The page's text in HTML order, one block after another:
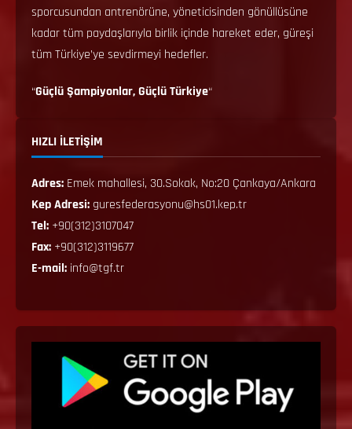
sporcusundan antrenörüne, yöneticisinden gönüllüsüne
kadar tüm paydaşlarıyla birlik içinde hareket eder, güreşi
tüm Türkiye’ye sevdirmeyi hedefler.
“Güçlü Şampiyonlar, Güçlü Türkiye“
HIZLI İLETİŞİM
Adres: Emek mahallesi, 30.Sokak, No:20 Çankaya/Ankara
Kep Adresi: guresfederasyonu@hs01.kep.tr
Tel: +90(312)3107047
Fax: +90(312)3119677
E-mail: info@tgf.tr